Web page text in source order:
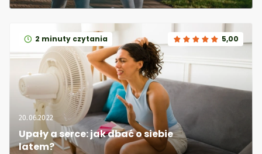
20.06.2022
Upały a serce: jak dbać o siebie
latem?
2 minuty czytania 5,00